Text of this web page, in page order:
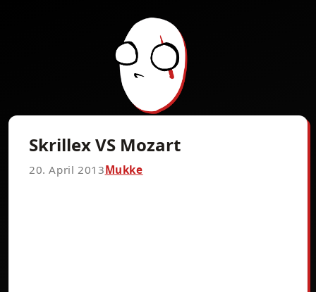
Skrillex VS Mozart
20. April 2013Mukke